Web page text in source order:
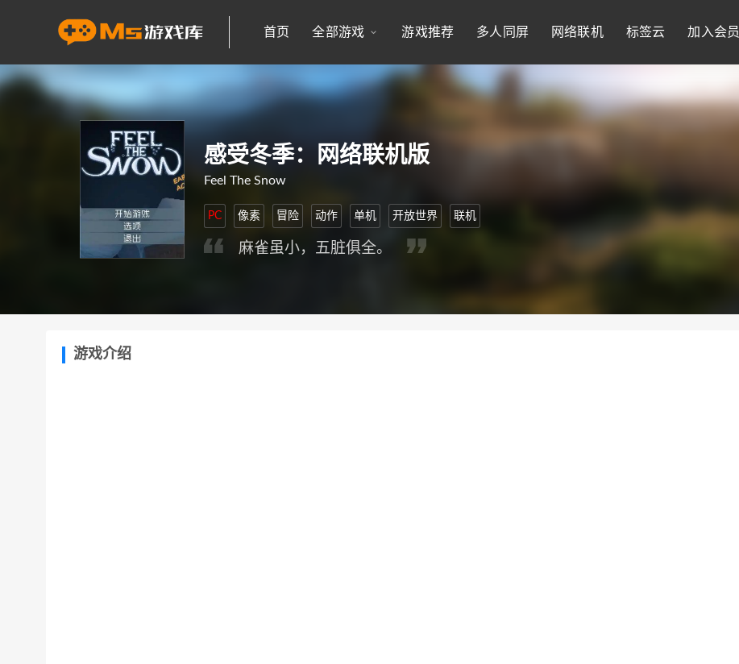
首页 全部游戏 游戏推荐 多人同屏 网络联机 标签云 加入会员
感受冬季：网络联机版
Feel The Snow
PC 像素 冒险 动作 单机 开放世界 联机
麻雀虽小，五脏俱全。
游戏介绍